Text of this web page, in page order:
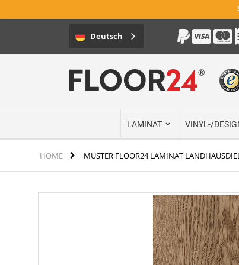
Direkt
LAMINAT VINYL-/
HOME MUSTER FLOOR24 LAMINAT
Deutsch